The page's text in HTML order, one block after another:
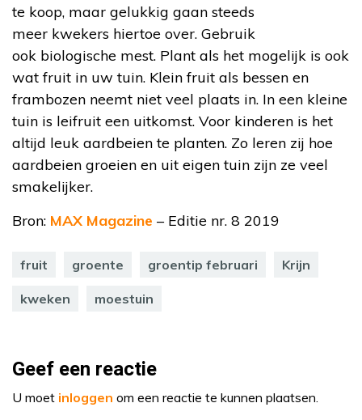
te koop, maar gelukkig gaan steeds
meer kwekers hiertoe over. Gebruik
ook biologische mest. Plant als het mogelijk is ook
wat fruit in uw tuin. Klein fruit als bessen en
frambozen neemt niet veel plaats in. In een kleine
tuin is leifruit een uitkomst. Voor kinderen is het
altijd leuk aardbeien te planten. Zo leren zij hoe
aardbeien groeien en uit eigen tuin zijn ze veel
smakelijker.
Bron: MAX Magazine – Editie nr. 8 2019
fruit groente groentip februari Krijn
kweken moestuin
Geef een reactie
U moet inloggen om een reactie te kunnen plaatsen.